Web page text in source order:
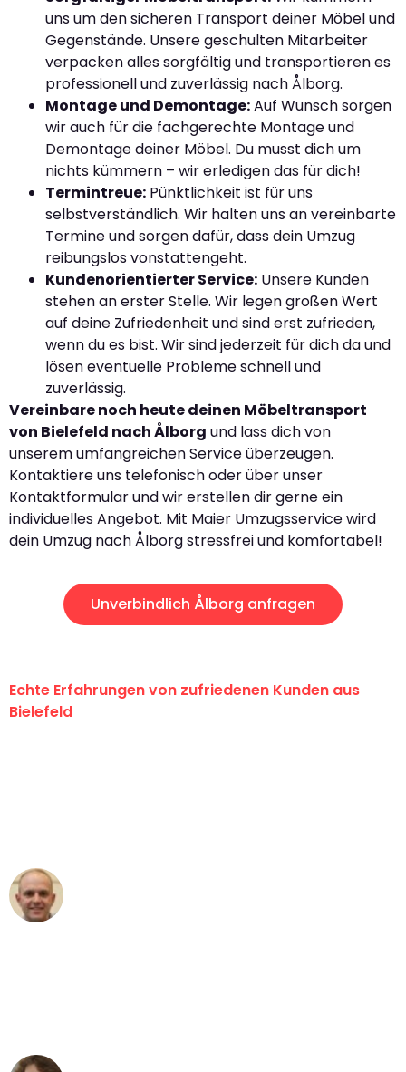
uns um den sicheren Transport deiner Möbel und
Gegenstände. Unsere geschulten Mitarbeiter
verpacken alles sorgfältig und transportieren es
professionell und zuverlässig nach Ålborg.
Montage und Demontage:Auf Wunsch sorgen
wir auch für die fachgerechte Montage und
Demontage deiner Möbel. Du musst dich um
nichts kümmern – wir erledigen das für dich!
Termintreue: Pünktlichkeit ist für uns
selbstverständlich. Wir halten uns an vereinbarte
Termine und sorgen dafür, dass dein Umzug
reibungslos vonstattengeht.
Kundenorientierter Service: Unsere Kunden
stehen an erster Stelle. Wir legen großen Wert
auf deine Zufriedenheit und sind erst zufrieden,
wenn du es bist. Wir sind jederzeit für dich da und
lösen eventuelle Probleme schnell und
zuverlässig.
Vereinbare noch heute deinen Möbeltransport
von Bielefeld nach Ålborg und lass dich von
unserem umfangreichen Service überzeugen.
Kontaktiere uns telefonisch oder über unser
Kontaktformular und wir erstellen dir gerne ein
individuelles Angebot. Mit Maier Umzugsservice wird
dein Umzug nach Ålborg stressfrei und komfortabel!
Unverbindlich Ålborg anfragen
Echte Erfahrungen von zufriedenen Kunden aus
Bielefeld